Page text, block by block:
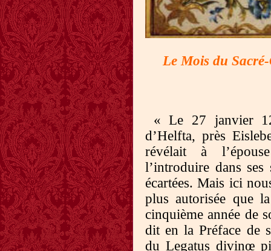
Le Mois du
« Le 27 janvier
d’Helfta, près
révélait à
l’introduire dans ses
écartées. Mais ici
plus autorisée que
cinquième année de
dit en la Préface de
du Legatus divinœ